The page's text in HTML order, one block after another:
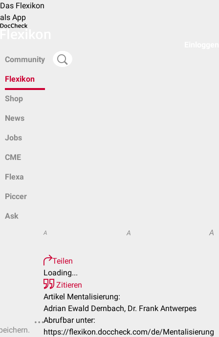
Das Flexikon
als App
Community
Flexikon
Shop
News
Jobs
CME
Flexa
Piccer
Ask
A A A
Teilen
Loading...
Zitieren
Artikel Mentalisierung:
Adrian Ewald Dernbach, Dr. Frank Antwerpes
Abrufbar unter:
https://flexikon.doccheck.com/de/Mentalisierung